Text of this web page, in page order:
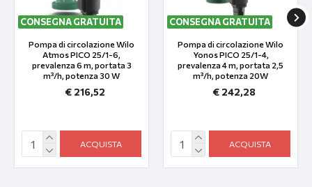
CONSEGNA GRATUITA
Pompa di circolazione Wilo
Atmos PICO 25/1-6,
prevalenza 6 m, portata 3
m³/h, potenza 30 W
€ 216,52
ACQUISTA
CONSEGNA GRATUITA
Pompa di circolazione Wilo
Yonos PICO 25/1-4,
prevalenza 4 m, portata 2,5
m³/h, potenza 20W
€ 242,28
ACQUISTA